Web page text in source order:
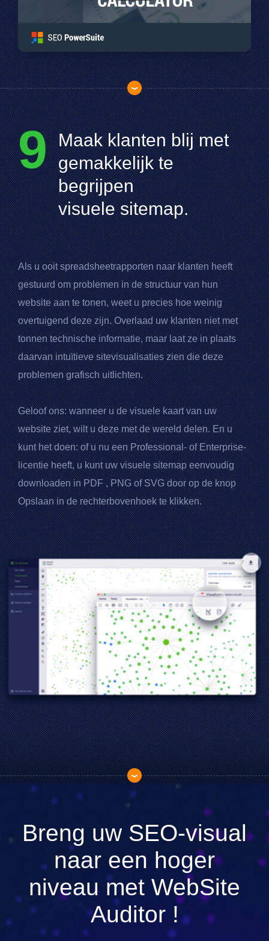
9 Maak klanten blij met
gemakkelijk te
begrijpen
visuele sitemap.
Als u ooit spreadsheetrapporten naar klanten heeft
gestuurd om problemen in de structuur van hun
website aan te tonen, weet u precies hoe weinig
overtuigend deze zijn. Overlaad uw klanten niet met
tonnen technische informatie, maar laat ze in plaats
daarvan intuïtieve sitevisualisaties zien die deze
problemen grafisch uitlichten.
Geloof ons: wanneer u de visuele kaart van uw
website ziet, wilt u deze met de wereld delen. En u
kunt het doen: of u nu een Professional- of Enterprise-
licentie heeft, u kunt uw visuele sitemap eenvoudig
downloaden inPDF, PNG of SVG door op de knop
Opslaan in de rechterbovenhoek te klikken.
Breng uw SEO-visual
naar een hoger
niveau met WebSite
Auditor!